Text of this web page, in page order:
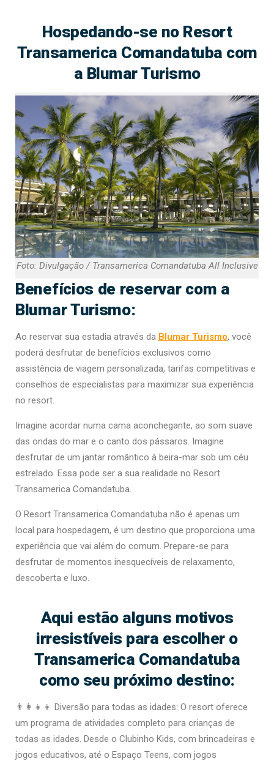
Hospedando-se no Resort
Transamerica Comandatuba com
a Blumar Turismo
Foto: Divulgação / Transamerica Comandatuba All Inclusive
Benefícios de reservar com a
Blumar Turismo:
Ao reservar sua estadia através da Blumar Turismo, você
poderá desfrutar de benefícios exclusivos como
assistência de viagem personalizada, tarifas competitivas e
conselhos de especialistas para maximizar sua experiência
no resort.
Imagine acordar numa cama aconchegante, ao som suave
das ondas do mar e o canto dos pássaros. Imagine
desfrutar de um jantar romântico à beira-mar sob um céu
estrelado. Essa pode ser a sua realidade no Resort
Transamerica Comandatuba.
O Resort Transamerica Comandatuba não é apenas um
local para hospedagem, é um destino que proporciona uma
experiência que vai além do comum. Prepare-se para
desfrutar de momentos inesquecíveis de relaxamento,
descoberta e luxo.
Aqui estão alguns motivos
irresistíveis para escolher o
Transamerica Comandatuba
como seu próximo destino:
👨‍👩‍👧‍👦 Diversão para todas as idades: O resort oferece
um programa de atividades completo para crianças de
todas as idades. Desde o Clubinho Kids, com brincadeiras e
jogos educativos, até o Espaço Teens, com jogos